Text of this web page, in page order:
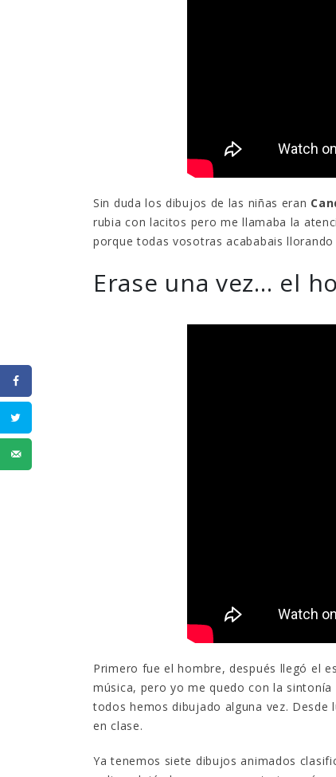
Sin duda los dibujos de las niñas eran
rubia con lacitos pero me llamaba la
porque todas vosotras acababais
Erase una vez… el
Primero fue el hombre, después llegó el
música, pero yo me quedo con la
todos hemos dibujado alguna vez.
en clase.
Ya tenemos siete dibujos animados